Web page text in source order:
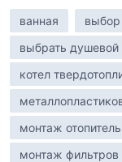
ванная выбор
выбрать душевой
котел
монтаж
монтаж